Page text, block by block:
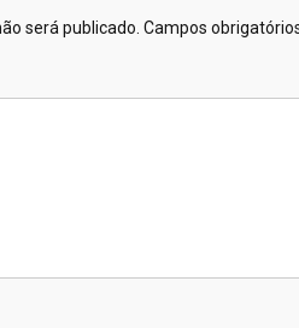
será publicado. Campos